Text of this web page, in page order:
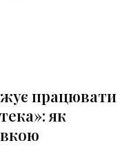
працювати
як